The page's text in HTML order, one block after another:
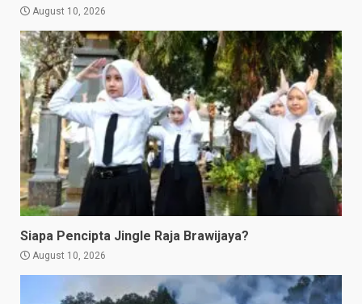
August 10, 2026
Siapa Pencipta Jingle Raja Brawijaya?
August 10, 2026